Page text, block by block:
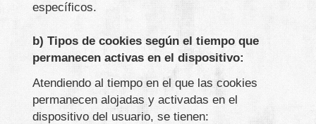
específicos.
b) Tipos de cookies según el tiempo que
permanecen activas en el dispositivo:
Atendiendo al tiempo en el que las cookies
permanecen alojadas y activadas en el
dispositivo del usuario, se tienen: